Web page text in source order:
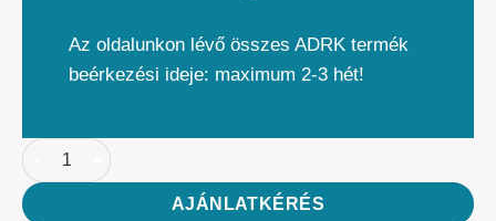
Az oldalunkon lévő összes ADRK termék
beérkezési ideje: maximum 2-3 hét!
AJÁNLATKÉRÉS